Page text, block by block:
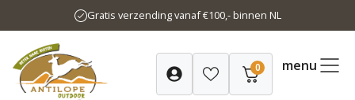
naar
inhoud
Gratis verzending vanaf €100,- binnen NL
0 menu